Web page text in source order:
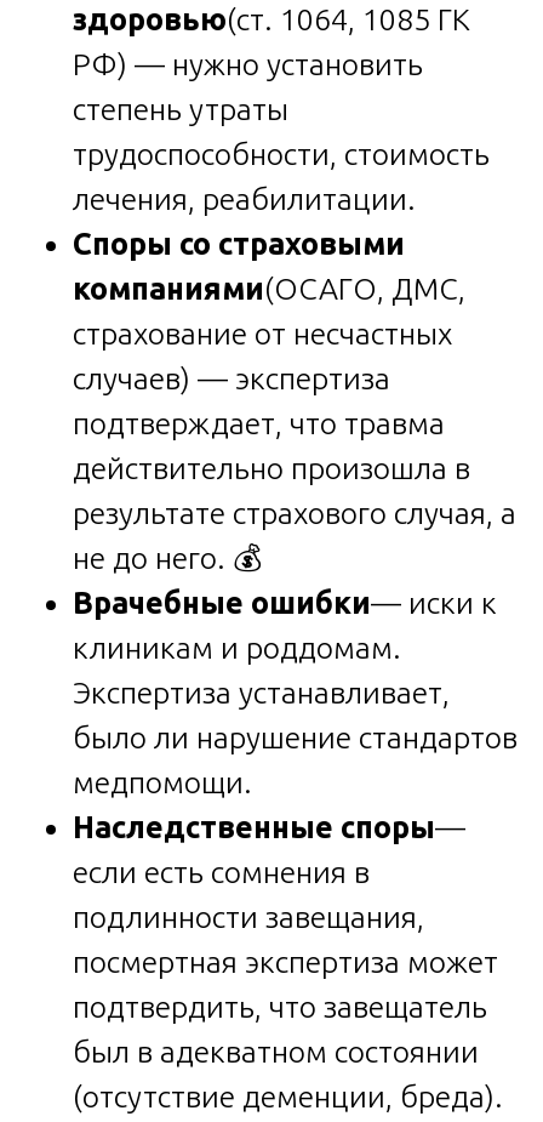
здоровью(ст. 1064, 1085 ГК
РФ) — нужно установить
степень утраты
трудоспособности, стоимость
лечения, реабилитации.
Споры со страховыми
компаниями(ОСАГО, ДМС,
страхование от несчастных
случаев) — экспертиза
подтверждает, что травма
действительно произошла в
результате страхового случая, а
не до него. 💰
Врачебные ошибки— иски к
клиникам и роддомам.
Экспертиза устанавливает,
было ли нарушение стандартов
медпомощи.
Наследственные споры—
если есть сомнения в
подлинности завещания,
посмертная экспертиза может
подтвердить, что завещатель
был в адекватном состоянии
(отсутствие деменции, бреда).